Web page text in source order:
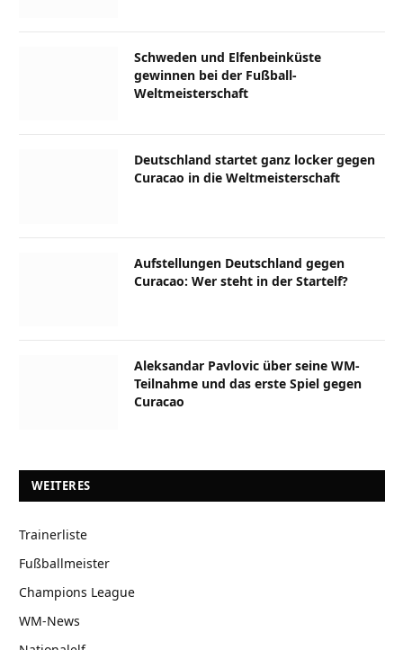
Schweden und Elfenbeinküste
gewinnen bei der Fußball-
Weltmeisterschaft
Deutschland startet ganz locker gegen
Curacao in die Weltmeisterschaft
Aufstellungen Deutschland gegen
Curacao: Wer steht in der Startelf?
Aleksandar Pavlovic über seine WM-
Teilnahme und das erste Spiel gegen
Curacao
WEITERES
Trainerliste
Fußballmeister
Champions League
WM-News